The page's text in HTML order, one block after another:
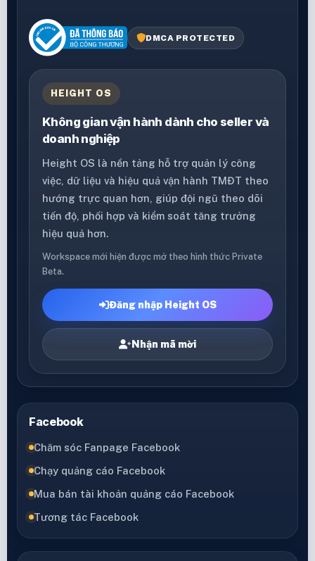
DMCA PROTECTED
HEIGHT OS
Không gian vận hành dành cho seller và
doanh nghiệp
Height OS là nền tảng hỗ trợ quản lý công
việc, dữ liệu và hiệu quả vận hành TMĐT theo
hướng trực quan hơn, giúp đội ngũ theo dõi
tiến độ, phối hợp và kiểm soát tăng trưởng
hiệu quả hơn.
Workspace mới hiện được mở theo hình thức Private
Beta.
Đăng nhập Height OS
Nhận mã mời
Facebook
Chăm sóc Fanpage Facebook
Chạy quảng cáo Facebook
Mua bán tài khoản quảng cáo Facebook
Tương tác Facebook